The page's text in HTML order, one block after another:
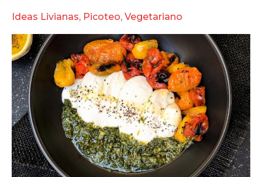
Ideas Livianas, Picoteo, Vegetariano